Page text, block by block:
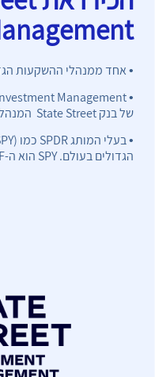
•אחד ממנהלי ההשקעות
•
של בנק State Street המנהל 5.45 טריליון דולר במשמורת
•
הגדולים בעולם. SPY הוא ה-ETF הכי גדול בעולם